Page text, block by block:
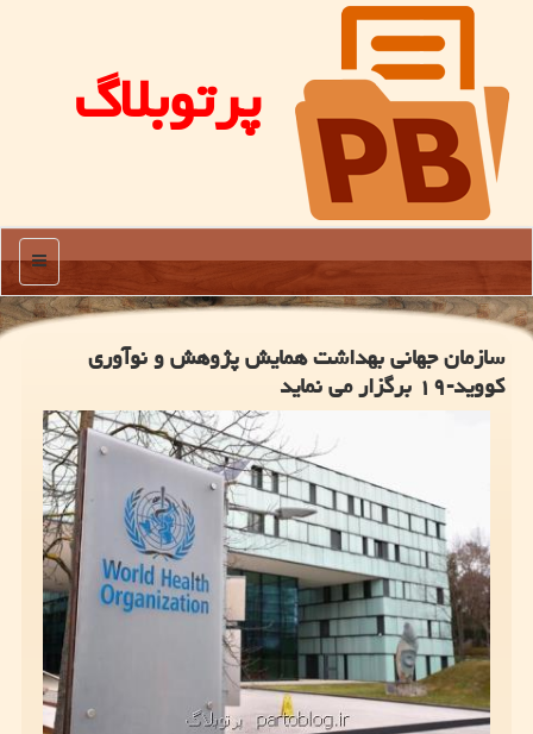
پرتوبلاگ
منو
سازمان جهانی بهداشت همایش پژوهش و نوآوری
كووید-۱۹ برگزار می نماید